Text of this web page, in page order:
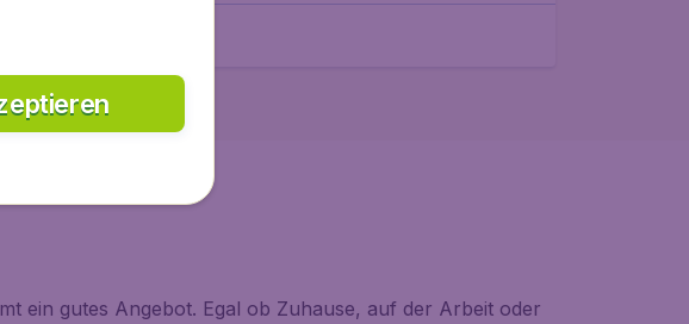
ein gutes Angebot. Egal ob Zuhause, auf der Arbeit oder